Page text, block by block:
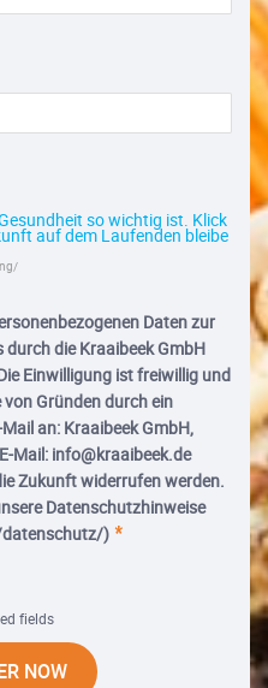
so wichtig ist. Klick
auf dem Laufenden bleibe
Daten zur
die Kraaibeek GmbH
Einwilligung ist freiwillig und
Gründen durch ein
an: Kraaibeek GmbH,
Mail: info@kraaibeek.de
Zukunft widerrufen werden.
Datenschutzhinweise
)
fields
NOW